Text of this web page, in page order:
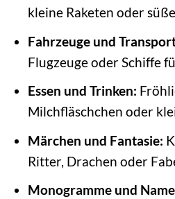
kleine Raketen oder
Fahrzeuge und
Flugzeuge oder Schiffe
Essen und Trinken:
Milchfläschchen oder
Märchen und Fantasie:
Ritter, Drachen oder
Monogramme und